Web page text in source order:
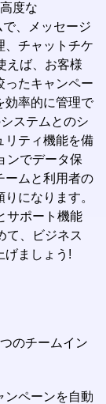
度な
、メッセージ
、チャットチケ
えば、お客様
ったキャンペー
効率的に管理で
ステムとのシ
リティ機能を備
ンでデータ保
ームと利用者の
になります。
サポート機能
て、ビジネス
げましょう!
のチームイン
ンペーンを自動